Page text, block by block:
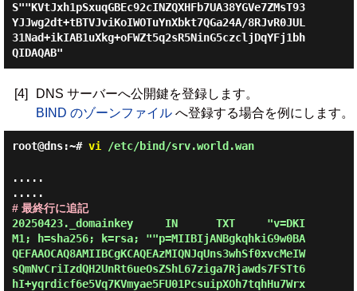
S""KVtJxh1pSxuqGBEc92cINZQXHFb7UA38YGVe7ZMsT93
YJJwg2dt+tBTVJviKoIWOTuYnXbkt7QGa24A/8RJvR0JUL
31Nad+ikIAB1uXkg+oFWZt5q2sR5NinG5czcljDqYFj1bh
[4]
DNS サーバーへ公開鍵を登録します。
BIND のゾーンファイルへ登録する場合を例にします。
root@dns:~# vi /etc/bind/srv.world.wan
.....
# 最終行に追記
20250423._domainkey     IN      TXT     "v=DKI
M1; h=sha256; k=rsa; ""p=MIIBIjANBgkqhkiG9w0BA
QEFAAOCAQ8AMIIBCgKCAQEAzMIQNJqUns3whSf0xvcMeIW
sQmNvCriIzdQH2UnRt6ueOsZShL67ziga7Rjawds7FSTt6
hI+yqrdicf6e5Vq7KVmyae5FU01PcsuipXOh7tqhHu7Wrx